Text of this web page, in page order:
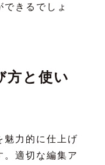
きるでしょ
方と使い
魅力的に仕上げ
。適切な編集ア